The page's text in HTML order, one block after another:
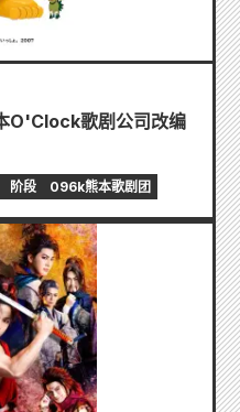
O'Clock歌剧公司改编
阶段 096k熊本歌剧团